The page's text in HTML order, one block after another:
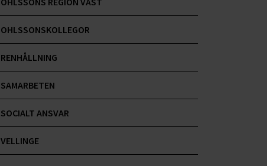
OHLSSONSKOLLEGOR
RENHÅLLNING
SAMARBETEN
SOCIALT ANSVAR
VELLINGE